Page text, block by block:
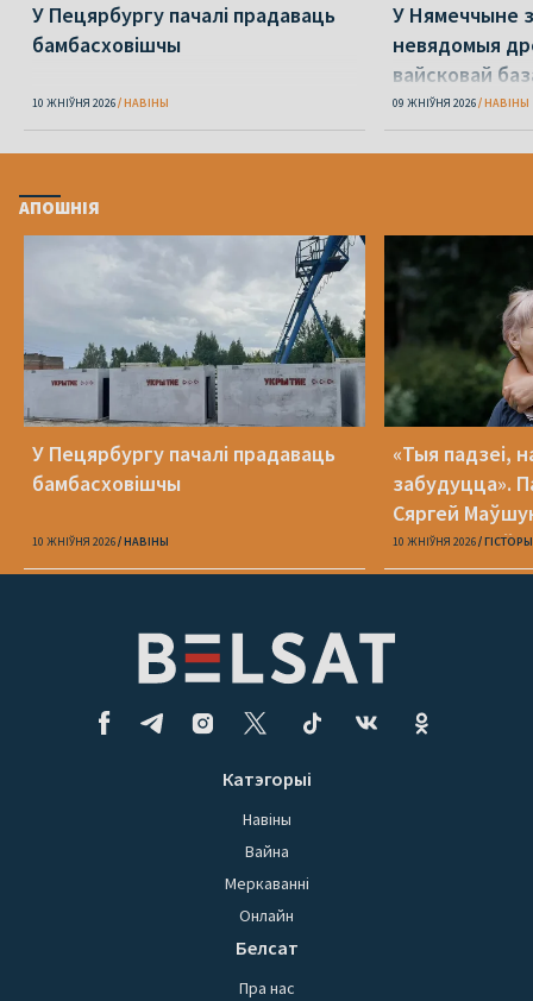
У Пецярбургу пачалі прадаваць
бамбасховішчы
10 ЖНІЎНЯ 2026 НАВІНЫ
У Нямеччыне
невядомыя
вайсковай
09 ЖНІЎНЯ 2026 НАВІНЫ
АПОШНІЯ
У Пецярбургу пачалі прадаваць
бамбасховішчы
10 ЖНІЎНЯ 2026 НАВІНЫ
«Тыя падзеі,
забудуцца».
Сяргей
шэсць гадоў
10 ЖНІЎНЯ 2026
Катэгорыі
Навіны
Вайна
Меркаванні
Онлайн
Белсат
Пра нас